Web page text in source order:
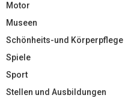
Motor
Museen
Schönheits-und Körperpflege
Spiele
Sport
Stellen und Ausbildungen